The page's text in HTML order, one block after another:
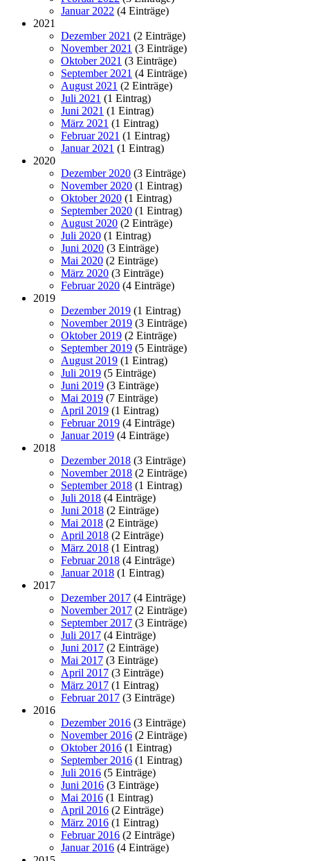
Januar 2022 (4 Einträge)
2021
Dezember 2021 (2 Einträge)
November 2021 (3 Einträge)
Oktober 2021 (3 Einträge)
September 2021 (4 Einträge)
August 2021 (2 Einträge)
Juli 2021 (1 Eintrag)
Juni 2021 (1 Eintrag)
März 2021 (1 Eintrag)
Februar 2021 (1 Eintrag)
Januar 2021 (1 Eintrag)
2020
Dezember 2020 (3 Einträge)
November 2020 (1 Eintrag)
Oktober 2020 (1 Eintrag)
September 2020 (1 Eintrag)
August 2020 (2 Einträge)
Juli 2020 (1 Eintrag)
Juni 2020 (3 Einträge)
Mai 2020 (2 Einträge)
März 2020 (3 Einträge)
Februar 2020 (4 Einträge)
2019
Dezember 2019 (1 Eintrag)
November 2019 (3 Einträge)
Oktober 2019 (2 Einträge)
September 2019 (5 Einträge)
August 2019 (1 Eintrag)
Juli 2019 (5 Einträge)
Juni 2019 (3 Einträge)
Mai 2019 (7 Einträge)
April 2019 (1 Eintrag)
Februar 2019 (4 Einträge)
Januar 2019 (4 Einträge)
2018
Dezember 2018 (3 Einträge)
November 2018 (2 Einträge)
September 2018 (1 Eintrag)
Juli 2018 (4 Einträge)
Juni 2018 (2 Einträge)
Mai 2018 (2 Einträge)
April 2018 (2 Einträge)
März 2018 (1 Eintrag)
Februar 2018 (4 Einträge)
Januar 2018 (1 Eintrag)
2017
Dezember 2017 (4 Einträge)
November 2017 (2 Einträge)
September 2017 (3 Einträge)
Juli 2017 (4 Einträge)
Juni 2017 (2 Einträge)
Mai 2017 (3 Einträge)
April 2017 (3 Einträge)
März 2017 (1 Eintrag)
Februar 2017 (3 Einträge)
2016
Dezember 2016 (3 Einträge)
November 2016 (2 Einträge)
Oktober 2016 (1 Eintrag)
September 2016 (1 Eintrag)
Juli 2016 (5 Einträge)
Juni 2016 (3 Einträge)
Mai 2016 (1 Eintrag)
April 2016 (2 Einträge)
März 2016 (1 Eintrag)
Februar 2016 (2 Einträge)
Januar 2016 (4 Einträge)